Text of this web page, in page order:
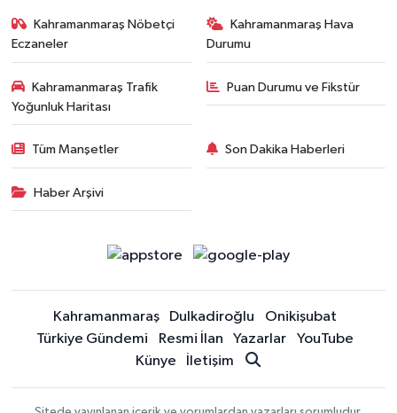
Kahramanmaraş Nöbetçi
Eczaneler
Kahramanmaraş Hava
Durumu
Kahramanmaraş Trafik
Yoğunluk Haritası
Puan Durumu ve Fikstür
Tüm Manşetler Son Dakika Haberleri
Haber Arşivi
Kahramanmaraş Dulkadiroğlu
Onikişubat
Türkiye Gündemi
Resmi İlan Yazarlar
YouTube
Künye
İletişim